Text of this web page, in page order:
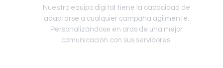
Nuestro equipo digital tiene la capacidad de
adaptarse a cualquier campaña ágilmente.
Personalizándose en aras de una mejor
comunicación con sus servidores.